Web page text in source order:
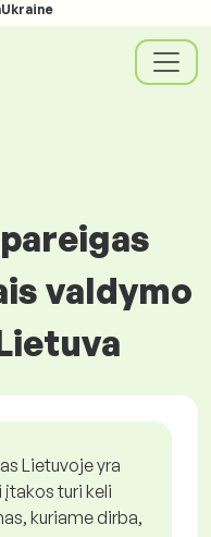
valdymo
Lietuvoje yra
turi keli
kuriame dirba,